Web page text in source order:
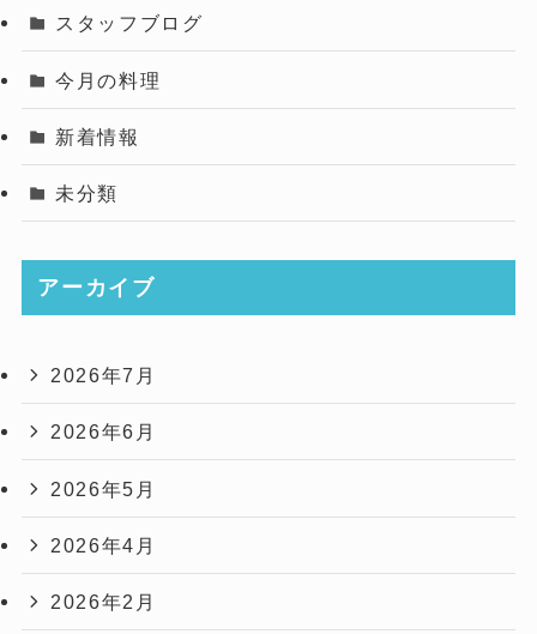
スタッフブログ
今月の料理
新着情報
未分類
アーカイブ
2026年7月
2026年6月
2026年5月
2026年4月
2026年2月